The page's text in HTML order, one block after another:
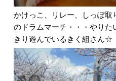
かけっこ、リレー、しっぽ
のドラムマーチ・・・やりた
きり遊んでいるきく組さん☆